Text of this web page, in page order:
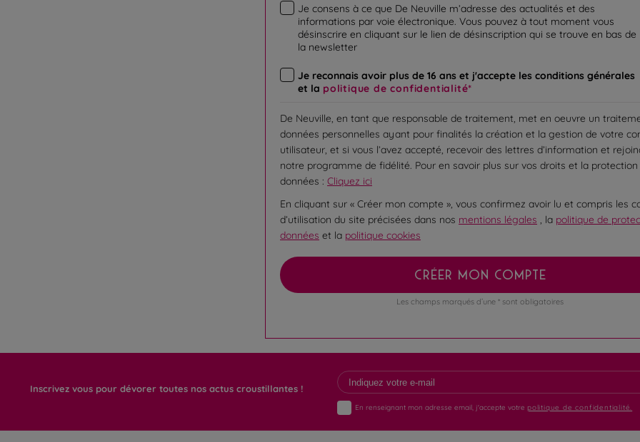
Je consens à ce que De Neuville m’adresse des actualités et des
informations par voie électronique. Vous pouvez à tout moment vous
désinscrire en cliquant sur le lien de désinscription qui se trouve en bas de
la newsletter
Je reconnais avoir plus de 16 ans et j'accepte les conditions générales
et la politique de confidentialité
De Neuville, en tant que responsable de traitement, met en oeuvre un
données personnelles ayant pour finalités la création et la gestion de votre
utilisateur, et si vous l’avez accepté, recevoir des lettres d’information et
notre programme de fidélité. Pour en savoir plus sur vos droits et la protection
données : Cliquez ici
En cliquant sur « Créer mon compte », vous confirmez avoir lu et compris les
d’utilisation du site précisées dans nos mentions légales , la politique de
données et la politique cookies
CRÉER MON COMPTE
Les champs marqués d’une * sont obligatoires
Inscrivez vous pour dévorer toutes nos actus croustillantes !
En renseignant mon adresse email, j'accepte votre politique de confidentialité.